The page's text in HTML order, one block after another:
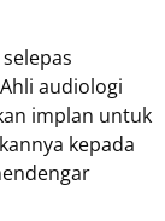
audiologi
implan untuk
kepada